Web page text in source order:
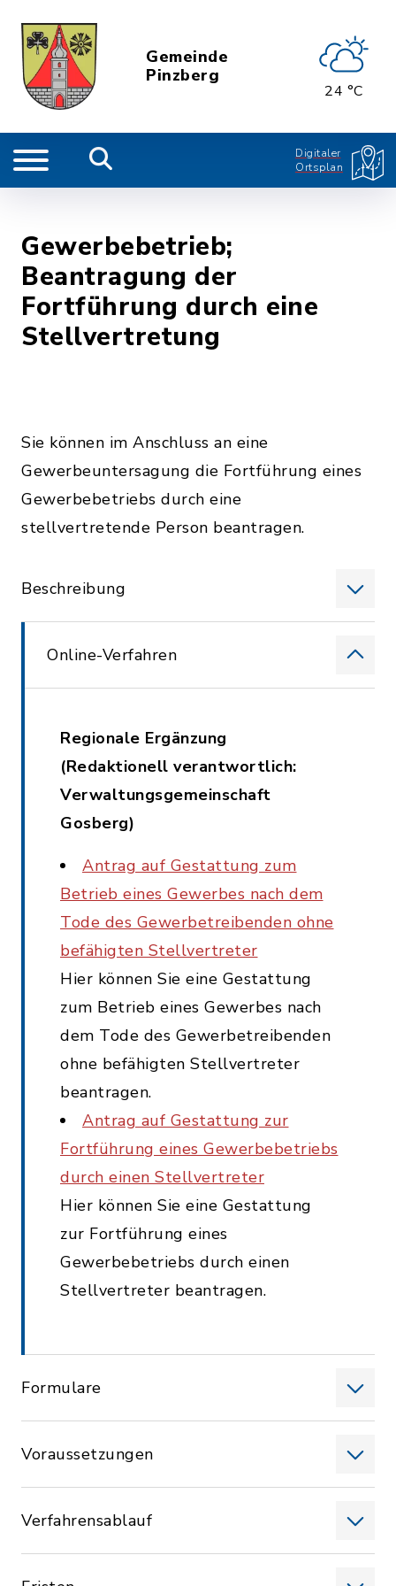
Gemeinde
Pinzberg
24 °C
Digitaler
Ortsplan
Gewerbebetrieb;
Beantragung der
Fortführung durch eine
Stellvertretung
Sie können im Anschluss an eine
Gewerbeuntersagung die Fortführung eines
Gewerbebetriebs durch eine
stellvertretende Person beantragen.
Beschreibung
Online-Verfahren
Regionale Ergänzung
(Redaktionell verantwortlich:
Verwaltungsgemeinschaft
Gosberg)
Antrag auf Gestattung zum
Betrieb eines Gewerbes nach dem
Tode des Gewerbetreibenden ohne
befähigten Stellvertreter
Hier können Sie eine Gestattung
zum Betrieb eines Gewerbes nach
dem Tode des Gewerbetreibenden
ohne befähigten Stellvertreter
beantragen.
Antrag auf Gestattung zur
Fortführung eines Gewerbebetriebs
durch einen Stellvertreter
Hier können Sie eine Gestattung
zur Fortführung eines
Gewerbebetriebs durch einen
Stellvertreter beantragen.
Formulare
Voraussetzungen
Verfahrensablauf